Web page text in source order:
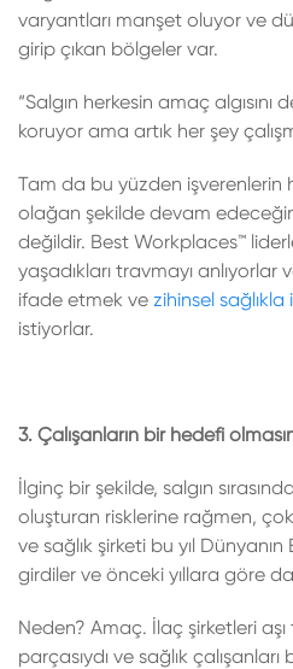
varyantları manşet oluyor ve
girip çıkan bölgeler var.
“Salgın herkesin amaç
koruyor ama artık her şey
Tam da bu yüzden işverenlerin
olağan şekilde devam
değildir. Best Workplaces™
yaşadıkları travmayı anlıyorlar
ifade etmek ve zihinsel
istiyorlar.
3. Çalışanların bir hedefi
İlginç bir şekilde, salgın
oluşturan risklerine rağmen,
ve sağlık şirketi bu yıl
girdiler ve önceki yıllara göre
Neden? Amaç. İlaç şirketleri
parçasıydı ve sağlık